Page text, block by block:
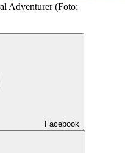
Adventurer (Foto:
Facebook